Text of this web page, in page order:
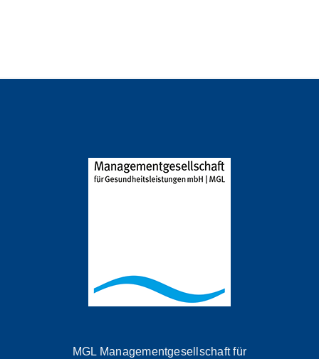
MGL Managementgesellschaft für